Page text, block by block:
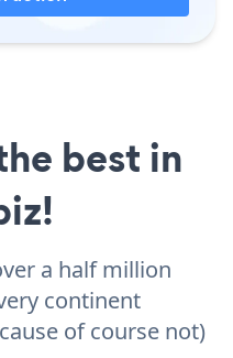
best in
a half million
continent
of course not)